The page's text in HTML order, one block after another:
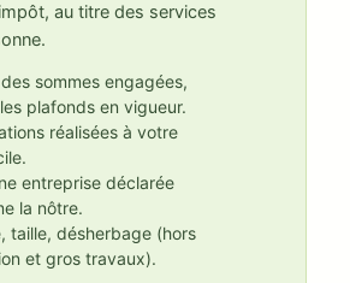
au titre des services
sommes engagées,
plafonds en vigueur.
réalisées à votre
entreprise déclarée
la nôtre.
taille, désherbage (hors
et gros travaux).